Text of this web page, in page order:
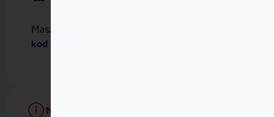
Masz kupon?
kod
Nie wysyłamy przesyłek za granicę.